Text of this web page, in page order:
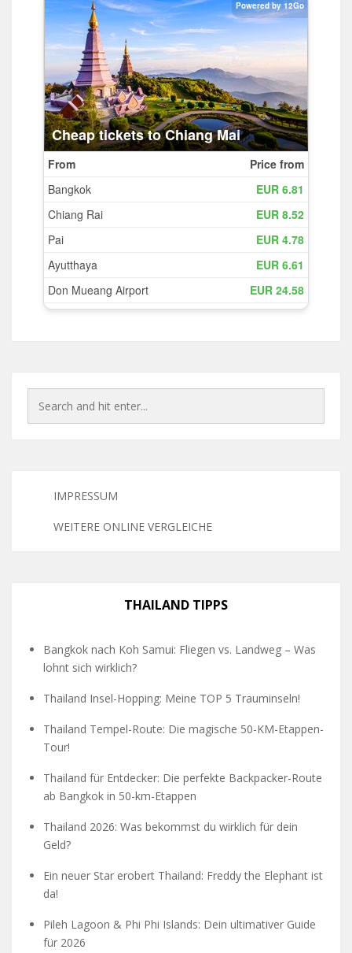
IMPRESSUM
WEITERE ONLINE VERGLEICHE
THAILAND TIPPS
Bangkok nach Koh Samui: Fliegen vs. Landweg – Was
lohnt sich wirklich?
Thailand Insel-Hopping: Meine TOP 5 Trauminseln!
Thailand Tempel-Route: Die magische 50-KM-Etappen-
Tour!
Thailand für Entdecker: Die perfekte Backpacker-Route
ab Bangkok in 50-km-Etappen
Thailand 2026: Was bekommst du wirklich für dein
Geld?
Ein neuer Star erobert Thailand: Freddy the Elephant ist
da!
Pileh Lagoon & Phi Phi Islands: Dein ultimativer Guide
für 2026